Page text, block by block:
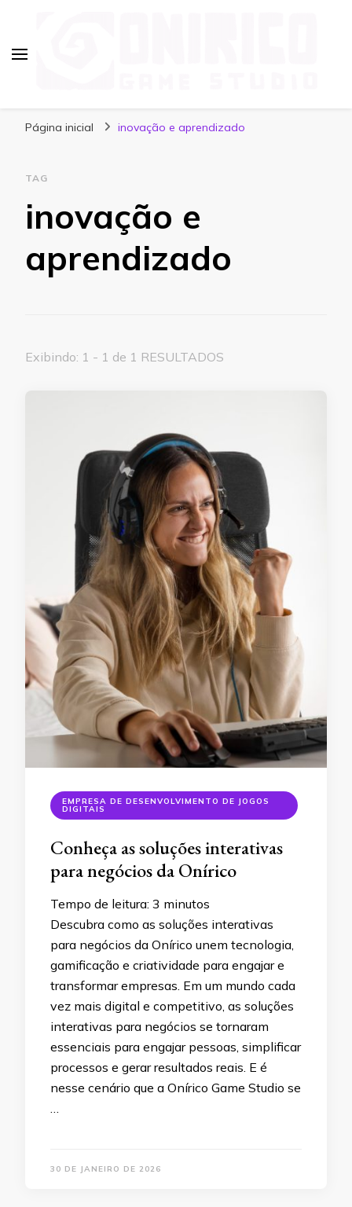
Página inicial inovação e aprendizado
TAG
inovação e
aprendizado
Exibindo: 1 - 1 de 1 RESULTADOS
EMPRESA DE DESENVOLVIMENTO DE JOGOS
DIGITAIS
Conheça as soluções interativas
para negócios da Onírico
Tempo de leitura: 3 minutos
Descubra como as soluções interativas
para negócios da Onírico unem tecnologia,
gamificação e criatividade para engajar e
transformar empresas. Em um mundo cada
vez mais digital e competitivo, as soluções
interativas para negócios se tornaram
essenciais para engajar pessoas, simplificar
processos e gerar resultados reais. E é
nesse cenário que a Onírico Game Studio se
30 DE JANEIRO DE 2026